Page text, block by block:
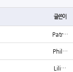
글쓴이
Patr…
Phil…
Lili…